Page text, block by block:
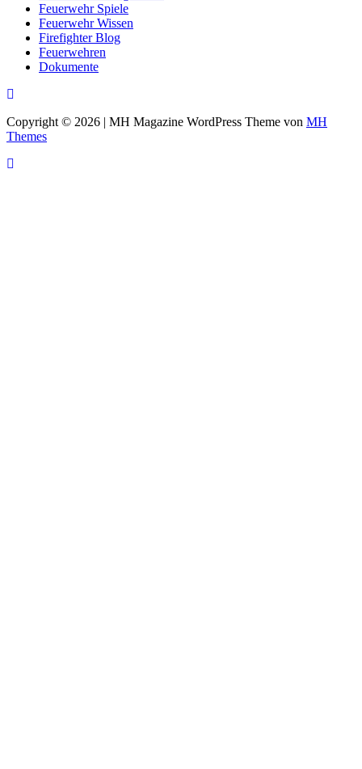
Feuerwehr Spiele
Feuerwehr Wissen
Firefighter Blog
Feuerwehren
Dokumente
Copyright © 2026 | MH Magazine WordPress Theme von MH
Themes